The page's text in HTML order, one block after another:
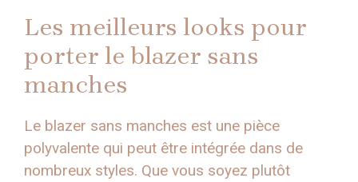
Les meilleurs looks pour
porter le blazer sans
manches
Le blazer sans manches est une pièce
polyvalente qui peut être intégrée dans de
nombreux styles. Que vous soyez plutôt